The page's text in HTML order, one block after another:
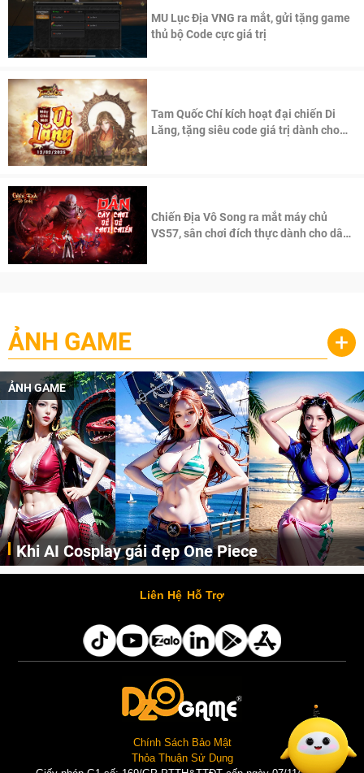
MU Lục Địa VNG ra mắt, gửi tặng game
thủ bộ Code cực giá trị
Tam Quốc Chí kích hoạt đại chiến Di
Lăng, tặng siêu code giá trị dành cho
Chiến Địa Vô Song ra mắt máy chủ
VS57, sân chơi đích thực dành cho dân
ẢNH GAME +
ẢNH GAME
Khi AI Cosplay gái đẹp One Piece
Những cô nàng nóng bỏng Boa Hancock, Nico Robin, Nami, Yamato hay Perona được AI vẽ lại dưới hình thức Cosplay cực kỳ chuẩn chỉnh.
Liên Hệ Hỗ Trợ
Chính Sách Bảo Mật
Thỏa Thuận Sử Dụng